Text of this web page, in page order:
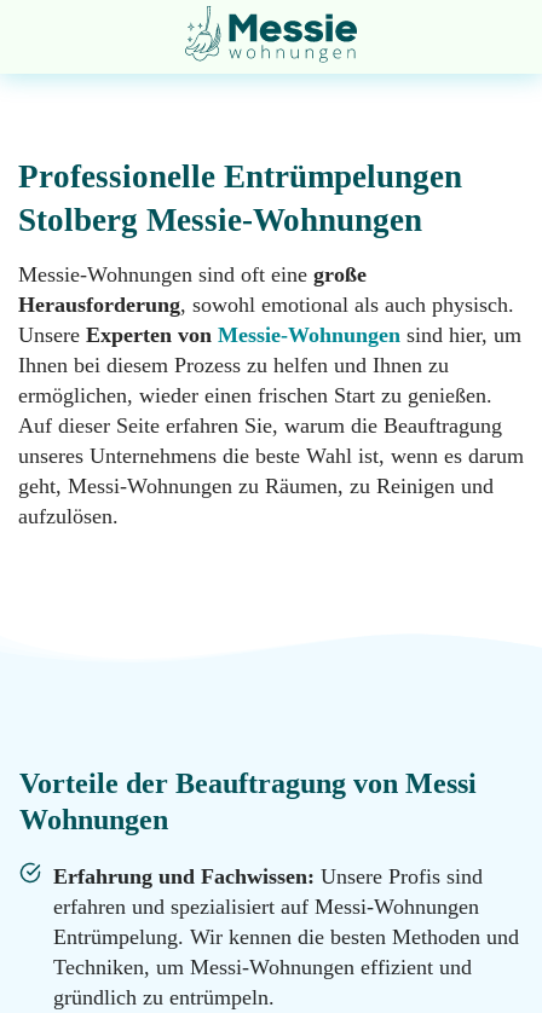
Professionelle Entrümpelungen
Stolberg Messie-Wohnungen
Messie-Wohnungen sind oft eine große
Herausforderung, sowohl emotional als auch physisch.
Unsere Experten von Messie-Wohnungen sind hier, um
Ihnen bei diesem Prozess zu helfen und Ihnen zu
ermöglichen, wieder einen frischen Start zu genießen.
Auf dieser Seite erfahren Sie, warum die Beauftragung
unseres Unternehmens die beste Wahl ist, wenn es darum
geht, Messi-Wohnungen zu Räumen, zu Reinigen und
aufzulösen.
Vorteile der Beauftragung von Messi
Wohnungen
Erfahrung und Fachwissen: Unsere Profis sind
erfahren und spezialisiert auf Messi-Wohnungen
Entrümpelung. Wir kennen die besten Methoden und
Techniken, um Messi-Wohnungen effizient und
gründlich zu entrümpeln.
Entsorgung
Entrümpelung
Geruchsneutralisation
Renovierung
Tatortreinigung
Startseite
Über
uns
Impressum
Hotline
0800
11 22
100
Email
info@messie-
wohnungen.de